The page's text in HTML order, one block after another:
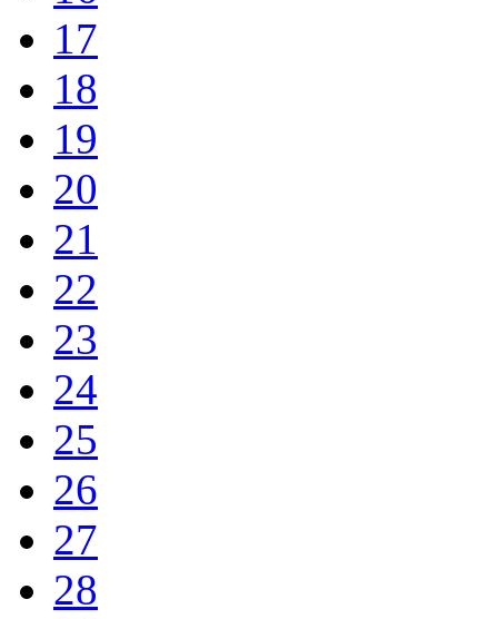
17
18
19
20
21
22
23
24
25
26
27
28